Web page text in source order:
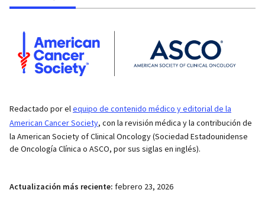
Redactado por elequipo de contenido médico y editorial de la
American Cancer Society, con la revisión médica y la contribución de
la American Society of Clinical Oncology (Sociedad Estadounidense
de Oncología Clínica o ASCO, por sus siglas en inglés).
Actualización más reciente: febrero 23, 2026